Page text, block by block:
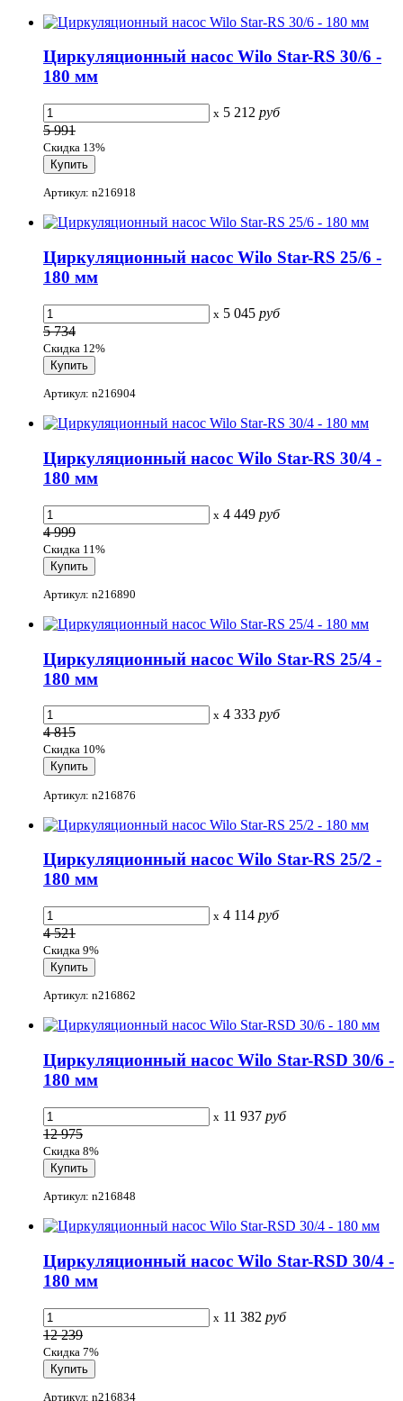
Циркуляционный насос Wilo Star-RS 30/6 -
180 мм
x 5 212 руб
5 991
Скидка 13%
Артикул: n216918
Циркуляционный насос Wilo Star-RS 25/6 -
180 мм
x 5 045 руб
5 734
Скидка 12%
Артикул: n216904
Циркуляционный насос Wilo Star-RS 30/4 -
180 мм
x 4 449 руб
4 999
Скидка 11%
Артикул: n216890
Циркуляционный насос Wilo Star-RS 25/4 -
180 мм
x 4 333 руб
4 815
Скидка 10%
Артикул: n216876
Циркуляционный насос Wilo Star-RS 25/2 -
180 мм
x 4 114 руб
4 521
Скидка 9%
Артикул: n216862
Циркуляционный насос Wilo Star-RSD 30/6 -
180 мм
x 11 937 руб
12 975
Скидка 8%
Артикул: n216848
Циркуляционный насос Wilo Star-RSD 30/4 -
180 мм
x 11 382 руб
12 239
Скидка 7%
Артикул: n216834